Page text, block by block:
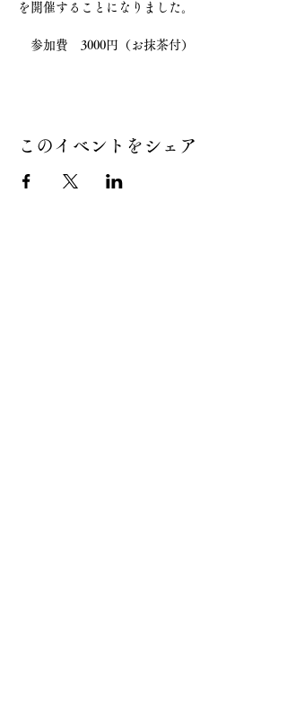
を開催することになりました。
参加費　3000円（お抹茶付）
このイベントをシェア